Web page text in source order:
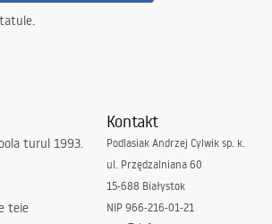
turul 1993.
teie
Kontakt
Podlasiak Andrzej Cylwik sp. k.
ul. Przędzalniana 60
15-688 Białystok
NIP 966-216-01-21